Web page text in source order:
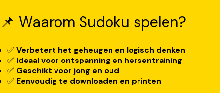
📌 Waarom Sudoku spelen?
✅ Verbetert het geheugen en logisch denken
✅ Ideaal voor ontspanning en hersentraining
✅ Geschikt voor jong en oud
✅ Eenvoudig te downloaden en printen